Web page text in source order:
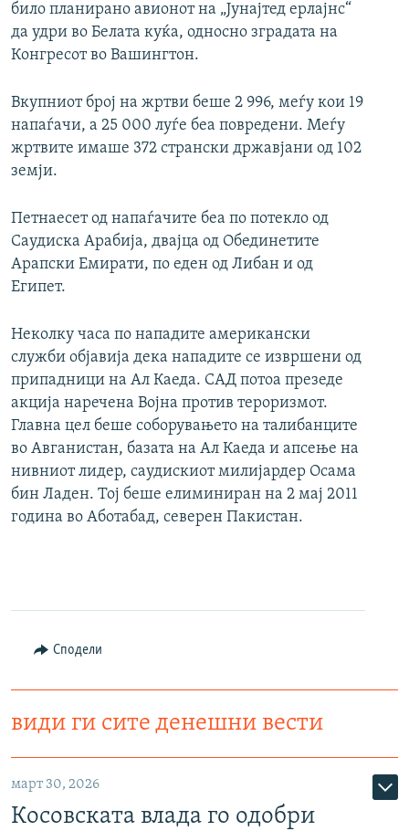
било планирано авионот на „Јунајтед ерлајнс“
да удри во Белата куќа, односно зградата на
Конгресот во Вашингтон.
Вкупниот број на жртви беше 2 996, меѓу кои 19
напаѓачи, а 25 000 луѓе беа повредени. Меѓу
жртвите имаше 372 странски државјани од 102
земји.
Петнаесет од напаѓачите беа по потекло од
Саудиска Арабија, двајца од Обединетите
Арапски Емирати, по еден од Либан и од
Египет.
Неколку часа по нападите американски
служби објавија дека нападите се извршени од
припадници на Ал Каеда. САД потоа презеде
акција наречена Војна против тероризмот.
Главна цел беше соборувањето на талибанците
во Авганистан, базата на Ал Каеда и апсење на
нивниот лидер, саудискиот милијардер Осама
бин Ладен. Тој беше елиминиран на 2 мај 2011
година во Аботабад, северен Пакистан.
Сподели
види ги сите денешни вести
март 30, 2026
Косовската влада го одобри